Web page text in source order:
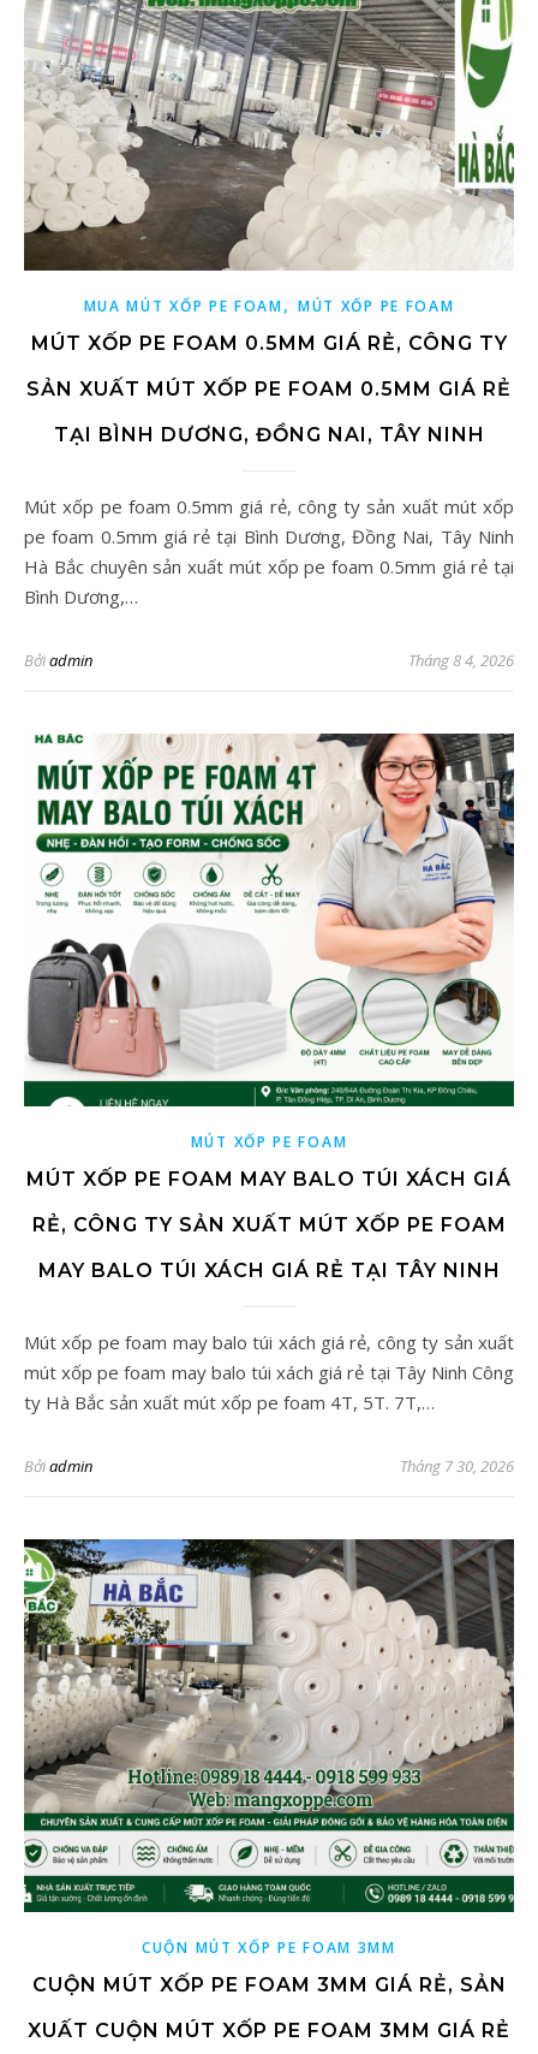
MUA MÚT XỐP PE FOAM, MÚT XỐP PE FOAM
MÚT XỐP PE FOAM 0.5MM GIÁ RẺ, CÔNG TY
SẢN XUẤT MÚT XỐP PE FOAM 0.5MM GIÁ RẺ
TẠI BÌNH DƯƠNG, ĐỒNG NAI, TÂY NINH
Mút xốp pe foam 0.5mm giá rẻ, công ty sản xuất mút xốp
pe foam 0.5mm giá rẻ tại Bình Dương, Đồng Nai, Tây Ninh
Hà Bắc chuyên sản xuất mút xốp pe foam 0.5mm giá rẻ tại
Bình Dương,…
Bởiadmin Tháng 8 4, 2026
MÚT XỐP PE FOAM
MÚT XỐP PE FOAM MAY BALO TÚI XÁCH GIÁ
RẺ, CÔNG TY SẢN XUẤT MÚT XỐP PE FOAM
MAY BALO TÚI XÁCH GIÁ RẺ TẠI TÂY NINH
Mút xốp pe foam may balo túi xách giá rẻ, công ty sản xuất
mút xốp pe foam may balo túi xách giá rẻ tại Tây Ninh Công
ty Hà Bắc sản xuất mút xốp pe foam 4T, 5T. 7T,…
Bởiadmin Tháng 7 30, 2026
CUỘN MÚT XỐP PE FOAM 3MM
CUỘN MÚT XỐP PE FOAM 3MM GIÁ RẺ, SẢN
XUẤT CUỘN MÚT XỐP PE FOAM 3MM GIÁ RẺ